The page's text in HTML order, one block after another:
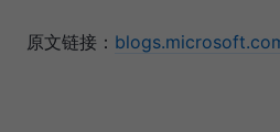
原文链接：